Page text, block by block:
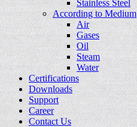
Stainless Steel
According to Medium
Air
Gases
Oil
Steam
Water
Certifications
Downloads
Support
Career
Contact Us